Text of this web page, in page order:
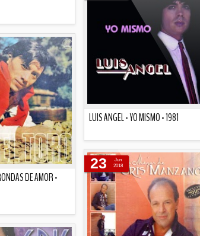
LUIS ANGEL - YO MISMO - 1981
DE AMOR -
23
Jun
2018